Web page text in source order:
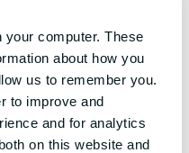
computer. These
about how you
us to remember you.
to improve and
and for analytics
on this website and